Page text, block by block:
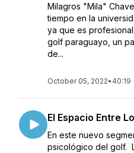
Milagros "Mila"
tiempo en la
ya que es
golf paraguayo, un
de...
October 05, 2022• 40:19
El Espacio Entre
En este nuevo
psicológico del golf.